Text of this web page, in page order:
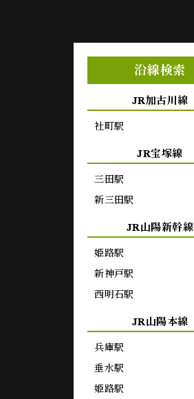
沿線検索
JR加古川線
社町駅
JR宝塚線
三田駅
新三田駅
JR山陽新幹線
姫路駅
新神戸駅
西明石駅
JR山陽本線
兵庫駅
垂水駅
姫路駅